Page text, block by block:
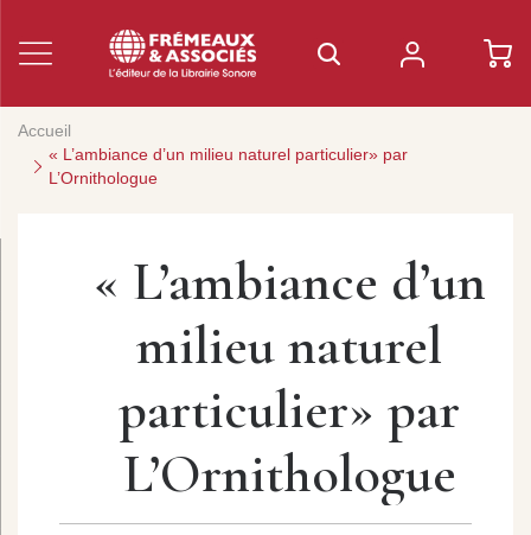
Accueil
« L’ambiance d’un milieu naturel particulier» par
L’Ornithologue
« L’ambiance d’un
milieu naturel
particulier» par
L’Ornithologue